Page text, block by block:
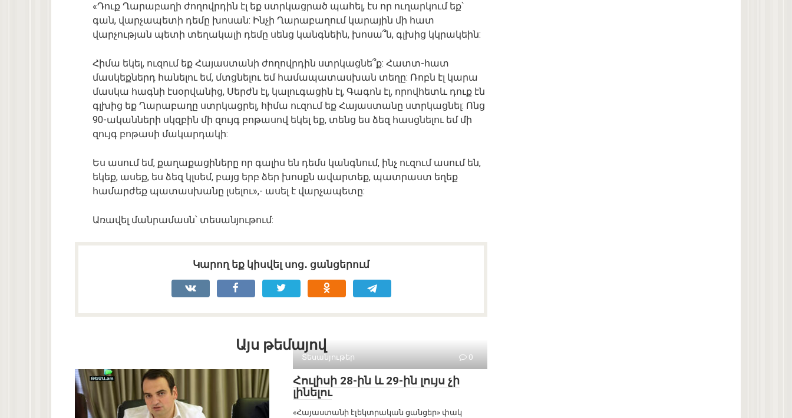
«Դուք Ղարաբաղի ժողովրդին էլ եք ստրկացրած պահել, էս որ ուղարկում եք՝
գան, վարչապետի դեմը խոսան: Ինչի Ղարաբաղում կարային մի հատ
վարչության պետի տեղակալի դեմը սենց կանգնեին, խոսա՞ն, գլխից կկրակեին:
Հիմա եկել, ուզում եք Հայաստանի ժողովրդին ստրկացնե՞ք: Հատտ-հատ
մասկեքներդ հանելու եմ, մտցնելու եմ համապատասխան տեղը: Ռոբն էլ կարա
մասկա հագնի էսօրվանից, Սերժն էլ, կալուգացին էլ, Գագոն էլ, որովհետև դուք էն
գլխից եք Ղարաբաղը ստրկացրել, հիմա ուզում եք Հայաստանը ստրկացնել: Ոնց
90-ականների սկզբին մի զույգ բոթասով եկել եք, տենց ես ձեզ հասցնելու եմ մի
զույգ բոթասի մակարդակի:
Ես ասում եմ, քաղաքացիները որ գալիս են դեմս կանգնում, ինչ ուզում ասում են,
եկեք, ասեք, ես ձեզ կլսեմ, բայց երբ ձեր խոսքն ավարտեք, պատրաստ եղեք
համարժեք պատասխանը լսելու»,- ասել է վարչապետը:
Առավել մանրամասն՝ տեսանյութում:
Կարող եք կիսվել սոց․ ցանցերում
Այս թեմայով
Տեսանյութեր 0
Հուլիսի 28-ին և 29-ին լույս չի
լինելու
«Հայաստանի էլեկտրական ցանցեր» փակ